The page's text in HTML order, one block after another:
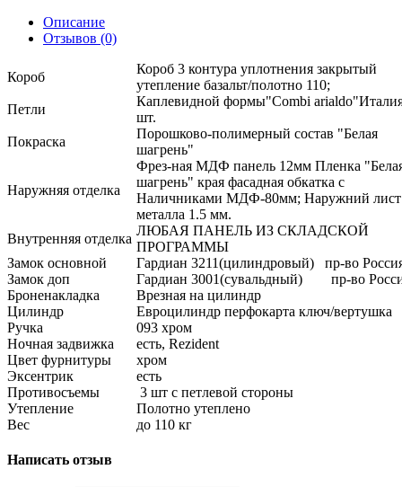
Описание
Отзывов (0)
Короб
Короб 3 контура уплотнения закрытый
утепление базальт/полотно 110;
Петли
Каплевидной формы"Combi
шт.
Покраска
Порошково-полимерный состав "Белая
шагрень"
Наружняя отделка
Фрез-ная МДФ панель 12мм Пленка
шагрень" края фасадная обкатка с
Наличниками МДФ-80мм; Наружний лист
металла 1.5 мм.
Внутренняя отделка
ЛЮБАЯ ПАНЕЛЬ ИЗ СКЛАДСКОЙ
ПРОГРАММЫ
Замок основной
Гардиан 3211(цилиндровый) пр-во
Замок доп
Гардиан 3001(сувальдный) пр-во
Броненакладка
Врезная на цилиндр
Цилиндр
Евроцилиндр перфокарта ключ/вертушка
Ручка
093 хром
Ночная задвижка
есть, Rezident
Цвет фурнитуры
хром
Эксентрик
есть
Противосъемы
3 шт с петлевой стороны
Утепление
Полотно утеплено
Вес
до 110 кг
Написать отзыв